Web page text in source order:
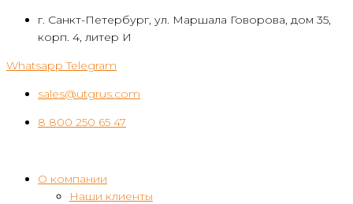
Перейтиг. Санкт-Петербург, ул. Маршала Говорова, дом 35,
корп. 4, литер И
Whatsapp Telegram
sales@utgrus.com
8 800 250 65 47
О компании
Наши клиенты